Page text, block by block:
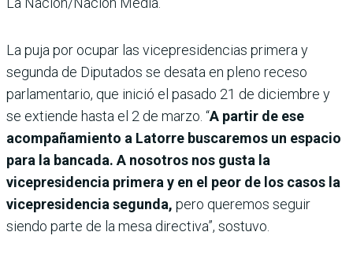
La puja por ocupar las vicepresidencias primera y
segunda de Diputados se desata en pleno receso
parlamentario, que inició el pasado 21 de diciembre y
se extiende hasta el 2 de marzo. “A partir de ese
acompañamiento a Latorre buscaremos un espacio
para la bancada. A nosotros nos gusta la
vicepresidencia primera y en el peor de los casos la
vicepresidencia segunda, pero queremos seguir
siendo parte de la mesa directiva”, sostuvo.